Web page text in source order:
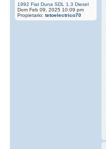
1992 Fiat Duna SDL 1.3 Diesel
Dom Feb 09, 2025 10:09 pm
Propietario: tetoelectrico70